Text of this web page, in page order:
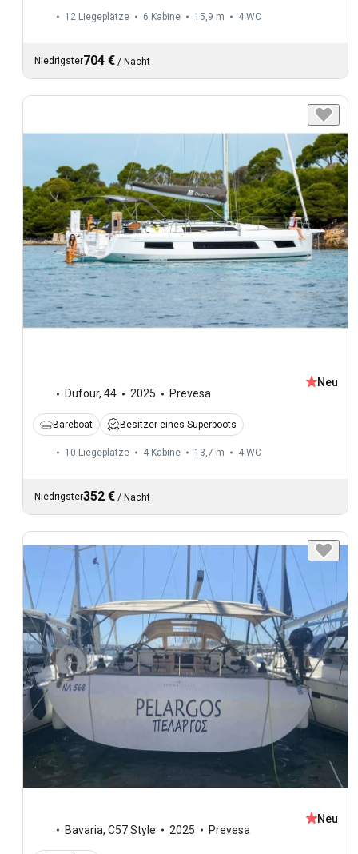
12 Liegeplätze 6 Kabine 15,9 m 4 WC
Niedrigster704 € / Nacht
Dufour, 44 2025 Prevesa
Neu
Bareboat Besitzer eines Superboots
10 Liegeplätze 4 Kabine 13,7 m 4 WC
Niedrigster352 € / Nacht
Bavaria, C57 Style 2025 Prevesa
Neu